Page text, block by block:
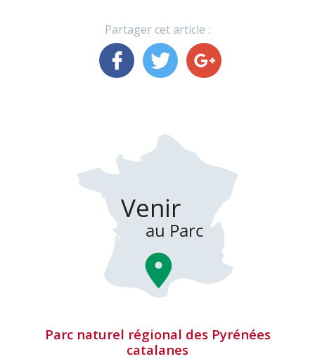
Partager cet article :
Parc naturel régional des Pyrénées
catalanes